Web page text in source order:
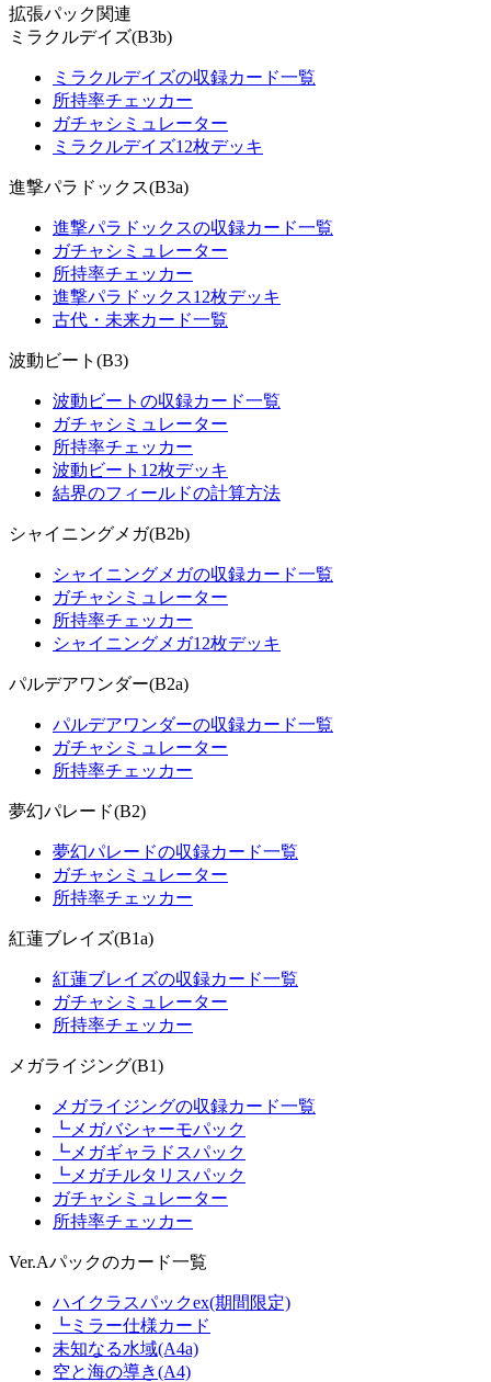
拡張パック関連
ミラクルデイズ(B3b)
ミラクルデイズの収録カード一覧
所持率チェッカー
ガチャシミュレーター
ミラクルデイズ12枚デッキ
進撃パラドックス(B3a)
進撃パラドックスの収録カード一覧
ガチャシミュレーター
所持率チェッカー
進撃パラドックス12枚デッキ
古代・未来カード一覧
波動ビート(B3)
波動ビートの収録カード一覧
ガチャシミュレーター
所持率チェッカー
波動ビート12枚デッキ
結界のフィールドの計算方法
シャイニングメガ(B2b)
シャイニングメガの収録カード一覧
ガチャシミュレーター
所持率チェッカー
シャイニングメガ12枚デッキ
パルデアワンダー(B2a)
パルデアワンダーの収録カード一覧
ガチャシミュレーター
所持率チェッカー
夢幻パレード(B2)
夢幻パレードの収録カード一覧
ガチャシミュレーター
所持率チェッカー
紅蓮ブレイズ(B1a)
紅蓮ブレイズの収録カード一覧
ガチャシミュレーター
所持率チェッカー
メガライジング(B1)
メガライジングの収録カード一覧
┗メガバシャーモパック
┗メガギャラドスパック
┗メガチルタリスパック
ガチャシミュレーター
所持率チェッカー
Ver.Aパックのカード一覧
ハイクラスパックex(期間限定)
┗ミラー仕様カード
未知なる水域(A4a)
空と海の導き(A4)